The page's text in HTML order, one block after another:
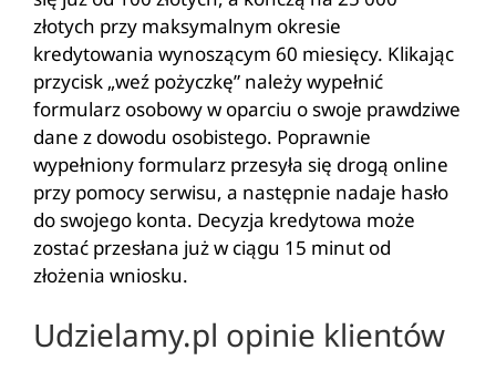
złotych przy maksymalnym okresie
kredytowania wynoszącym 60 miesięcy. Klikając
przycisk „weź pożyczkę” należy wypełnić
formularz osobowy w oparciu o swoje prawdziwe
dane z dowodu osobistego. Poprawnie
wypełniony formularz przesyła się drogą online
przy pomocy serwisu, a następnie nadaje hasło
do swojego konta. Decyzja kredytowa może
zostać przesłana już w ciągu 15 minut od
złożenia wniosku.
Udzielamy.pl opinie klientów